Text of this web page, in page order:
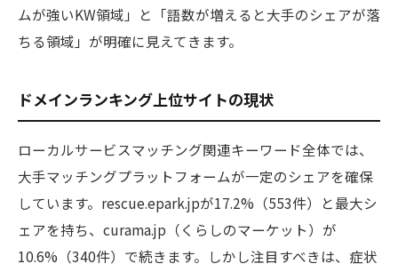
ムが強いKW領域」と「語数が増えると大手のシェアが落
ちる領域」が明確に見えてきます。
ドメインランキング上位サイトの現状
ローカルサービスマッチング関連キーワード全体では、
大手マッチングプラットフォームが一定のシェアを確保
しています。rescue.epark.jpが17.2%（553件）と最大シ
ェアを持ち、curama.jp（くらしのマーケット）が
10.6%（340件）で続きます。しかし注目すべきは、症状